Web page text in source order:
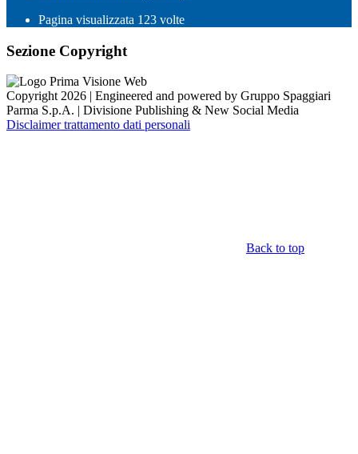
Pagina visualizzata 123 volte
Sezione Copyright
Copyright 2026 | Engineered and powered by Gruppo Spaggiari
Parma S.p.A. | Divisione Publishing & New Social Media
Disclaimer trattamento dati personali
Back to top